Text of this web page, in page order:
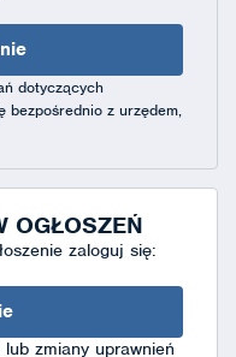
dotyczących
bezpośrednio z urzędem,
OGŁOSZEŃ
zaloguj się:
zmiany uprawnień